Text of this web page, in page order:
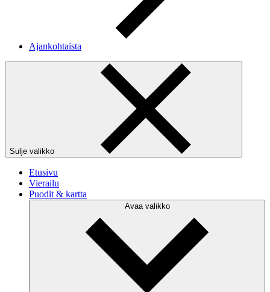
Ajankohtaista
Sulje valikko
Etusivu
Vierailu
Puodit & kartta
Avaa valikko